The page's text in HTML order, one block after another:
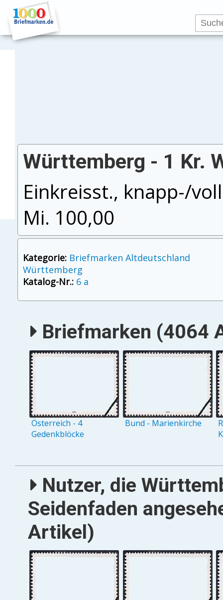
Württemberg - 1 Kr.
Einkreisst., knapp-/
Mi. 100,00
Kategorie: Briefmarken Altdeutschland
Württemberg
Katalog-Nr.: 6 a
Briefmarken (4064
Österreich - 4
Gedenkblöcke
Bund - Marienkirche
Nutzer, die
Seidenfaden
Artikel)